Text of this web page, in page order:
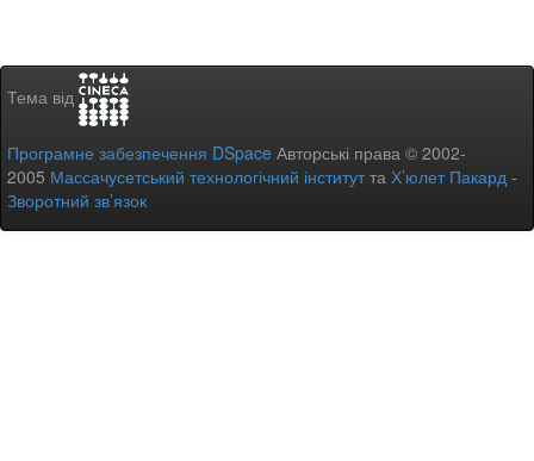
Тема від
Програмне забезпечення DSpace Авторські права © 2002-
2005 Массачусетський технологічний інститутта Х’юлет Пакард -
Зворотний зв’язок